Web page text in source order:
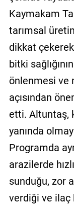
Kaymakam
tarımsal
dikkat
bitki
önlenmesi ve
açısından
etti. Altuntaş,
yanında
Programda
arazilerde
sunduğu, zor
verdiği ve ilaç